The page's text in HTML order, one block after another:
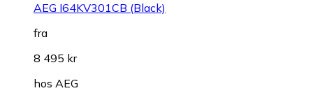
AEG I64KV301CB (Black)
fra
8 495 kr
hos AEG